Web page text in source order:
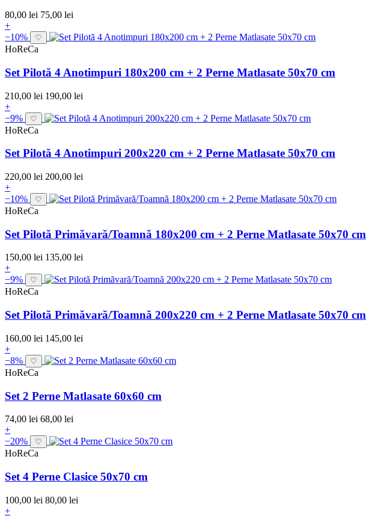
80,00 lei 75,00 lei
+
−10%
♡
HoReCa
Set Pilotă 4 Anotimpuri 180x200 cm + 2 Perne Matlasate 50x70 cm
210,00 lei 190,00 lei
+
−9%
♡
HoReCa
Set Pilotă 4 Anotimpuri 200x220 cm + 2 Perne Matlasate 50x70 cm
220,00 lei 200,00 lei
+
−10%
♡
HoReCa
Set Pilotă Primăvară/Toamnă 180x200 cm + 2 Perne Matlasate 50x70 cm
150,00 lei 135,00 lei
+
−9%
♡
HoReCa
Set Pilotă Primăvară/Toamnă 200x220 cm + 2 Perne Matlasate 50x70 cm
160,00 lei 145,00 lei
+
−8%
♡
HoReCa
Set 2 Perne Matlasate 60x60 cm
74,00 lei 68,00 lei
+
−20%
♡
HoReCa
Set 4 Perne Clasice 50x70 cm
100,00 lei 80,00 lei
+